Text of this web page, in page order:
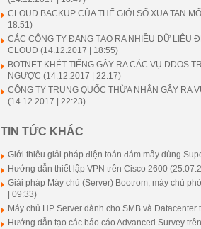
CLOUD BACKUP CỦA THẾ GIỚI SỐ XUA TAN
18:51)
CÁC CÔNG TY ĐANG TẠO RA NHIỀU DỮ LIỆU
CLOUD (14.12.2017 | 18:55)
BOTNET KHÉT TIẾNG GÂY RA CÁC VỤ DDOS
NGƯỢC (14.12.2017 | 22:17)
CÔNG TY TRUNG QUỐC THỪA NHẬN GÂY RA
(14.12.2017 | 22:23)
TIN TỨC KHÁC
Giới thiệu giải pháp điện toán đám mây dùng
Hướng dẫn thiết lập VPN trên Cisco 2600
Giải pháp Máy chủ (Server) Bootrom, máy chủ
| 09:33)
Máy chủ HP Server dành cho SMB và Datacenter
Hướng dẫn tạo các báo cáo Advanced Survey